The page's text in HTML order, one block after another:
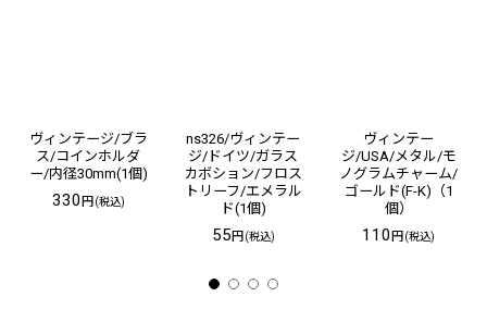
ヴィンテージ/ブラ
ス/コインホルダ
ー/内径30mm(1個)
330円(税込)
ns326/ヴィンテー
ジ/ドイツ/ガラス
カボション/フロス
トリーフ/エメラル
ド(1個)
55円(税込)
ヴィンテー
ジ/USA/メタル/モ
ノグラムチャーム/
ゴールド(F-K)（1
個）
110円(税込)